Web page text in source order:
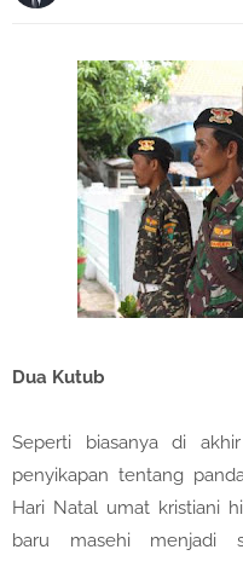
Dua Kutub
Seperti biasanya di
penyikapan tentang
Hari Natal umat kristiani
baru masehi menjadi